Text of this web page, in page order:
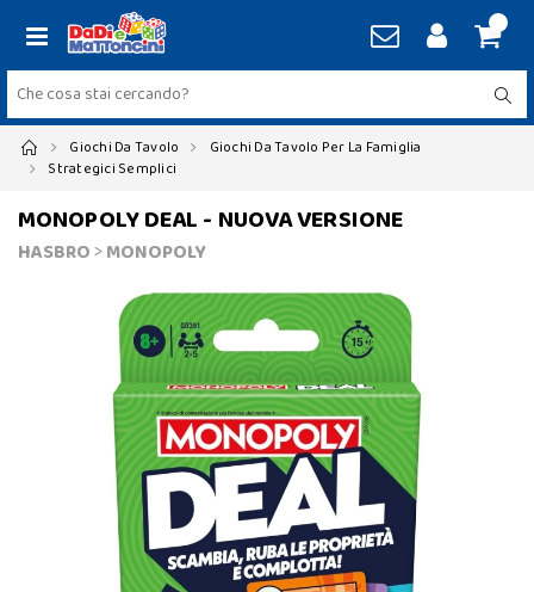
Giochi Da Tavolo
Giochi Da Tavolo Per La Famiglia
Strategici Semplici
MONOPOLY DEAL - NUOVA VERSIONE
HASBRO>MONOPOLY